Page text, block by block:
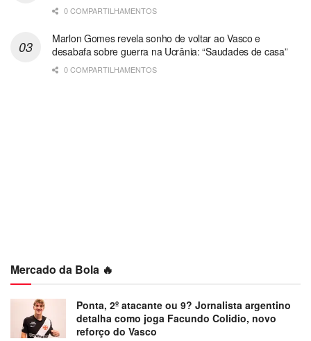
0 COMPARTILHAMENTOS
Marlon Gomes revela sonho de voltar ao Vasco e
desabafa sobre guerra na Ucrânia: “Saudades de casa”
0 COMPARTILHAMENTOS
Mercado da Bola 🔥
Ponta, 2º atacante ou 9? Jornalista argentino
detalha como joga Facundo Colidio, novo
reforço do Vasco